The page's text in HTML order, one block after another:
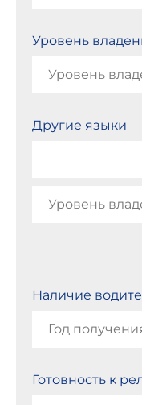
Уровень
Другие языки
Наличие
Готовность к